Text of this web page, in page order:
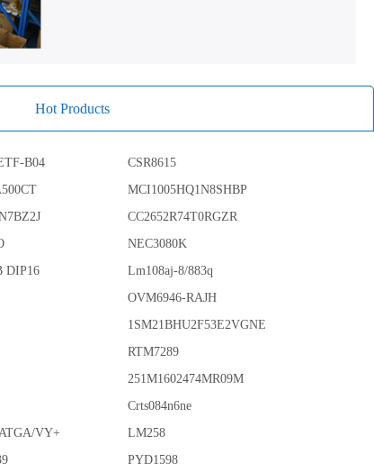
Hot Products
B04
CSR8615
MCI1005HQ1N8SHBP
CC2652R74T0RGZR
NEC3080K
DIP16
Lm108aj-8/883q
OVM6946-RAJH
1SM21BHU2F53E2VGNE
RTM7289
251M1602474MR09M
Crts084n6ne
VY+
LM258
PYD1598